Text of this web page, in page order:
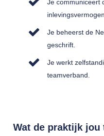
Je communiceert
inlevingsvermogen.
Je beheerst de
geschrift.
Je werkt
teamverband.
Wat de praktijk jou